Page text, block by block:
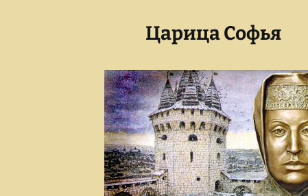
Сказки для взрослых
детей
Царица Софья